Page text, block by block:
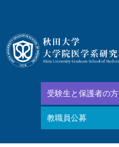
受験生と保護者の方
教職員公募